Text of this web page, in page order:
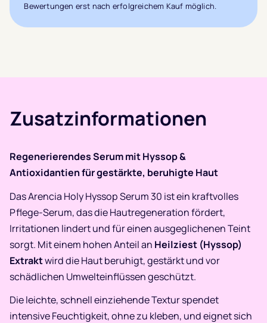
Bewertungen erst nach erfolgreichem Kauf möglich.
Zusatzinformationen
Regenerierendes Serum mit Hyssop &
Antioxidantien für gestärkte, beruhigte Haut
Das Arencia Holy Hyssop Serum 30 ist ein kraftvolles
Pflege-Serum, das die Hautregeneration fördert,
Irritationen lindert und für einen ausgeglichenen Teint
sorgt. Mit einem hohen Anteil an Heilziest (Hyssop)
Extraktwird die Haut beruhigt, gestärkt und vor
schädlichen Umwelteinflüssen geschützt.
Die leichte, schnell einziehende Textur spendet
intensive Feuchtigkeit, ohne zu kleben, und eignet sich